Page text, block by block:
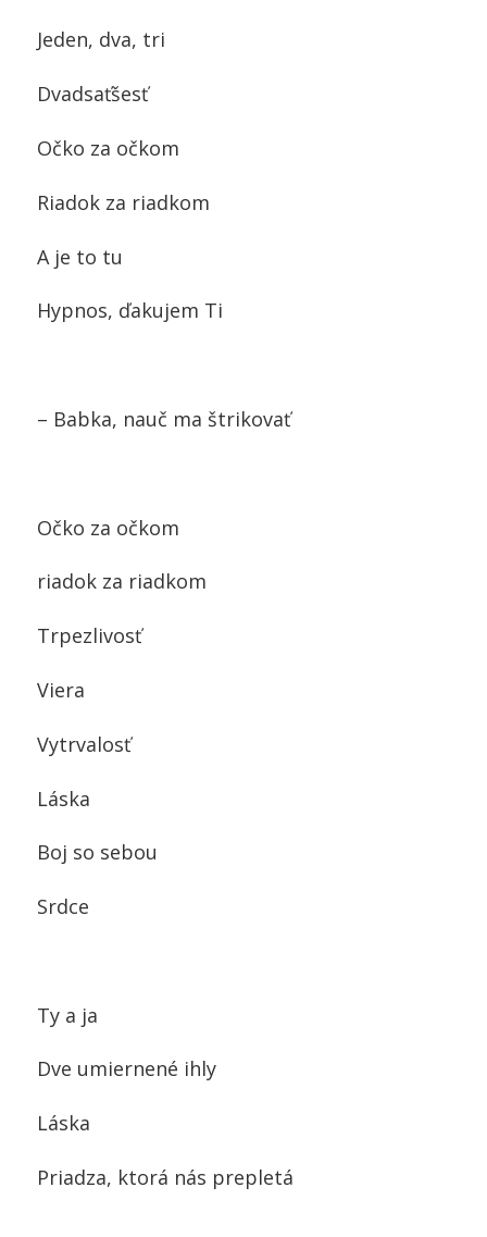
Jeden, dva, tri
Dvadsaťšesť
Očko za očkom
Riadok za riadkom
A je to tu
Hypnos, ďakujem Ti
– Babka, nauč ma štrikovať
Očko za očkom
riadok za riadkom
Trpezlivosť
Viera
Vytrvalosť
Láska
Boj so sebou
Srdce
Ty a ja
Dve umiernené ihly
Láska
Priadza, ktorá nás prepletá